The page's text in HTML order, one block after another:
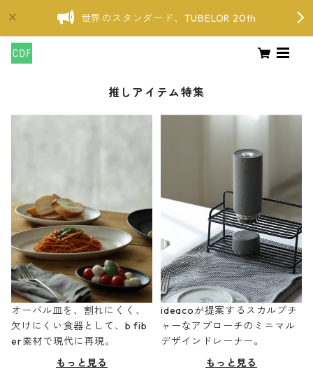
世界のスタンダード、TUBELOR 20th
推しアイテム特集
オーバル皿を、割れにくく、
欠けにくい食器として、b fib
er素材で現代に再現。
もっと見る
ideacoが提案するスカルプチ
ャーなアプローチのミニマル
デザインドレーナー。
もっと見る